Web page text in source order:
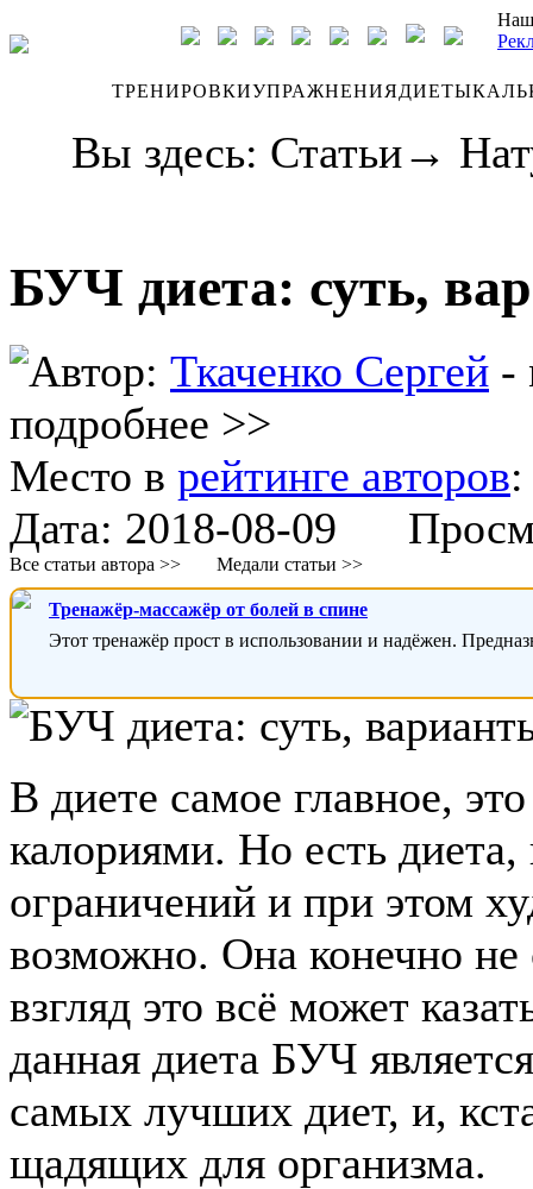
ТРЕНИРОВКИУПРАЖНЕНИЯДИЕТЫ
Вы здесь: Статьи→
БУЧ диета: суть,
Автор: Ткаченко Сергей -
подробнее >>
Место в рейтинге авторов
Дата: 2018-08-09
Все статьи автора >> Медали статьи >>
Тренажёр-массажёр от болей в спине
Этот тренажёр прост в использовании и надёжен.
В диете самое главное,
калориями. Но есть диета,
ограничений и при этом
возможно. Она конечно не
взгляд это всё может
данная диета БУЧ
самых лучших диет, и,
щадящих для организма.